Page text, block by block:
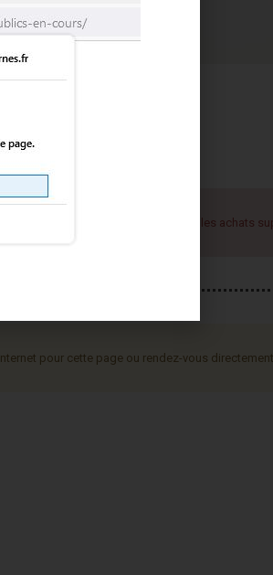
aux marchés publics pour tous les achats
pour cette page ou rendez-vous